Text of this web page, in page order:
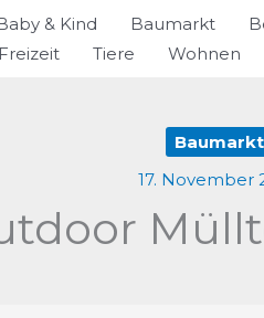
& Kind Baumarkt
Tiere Wohnen
Baumarkt
17. November